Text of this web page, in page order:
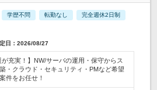
学歴不問 転勤なし 完全週休2日制
日：2026/08/27
が充実！】NW/サーバの運用・保守からス
・クラウド・セキュリティ・PMなど希望
件をお任せ！